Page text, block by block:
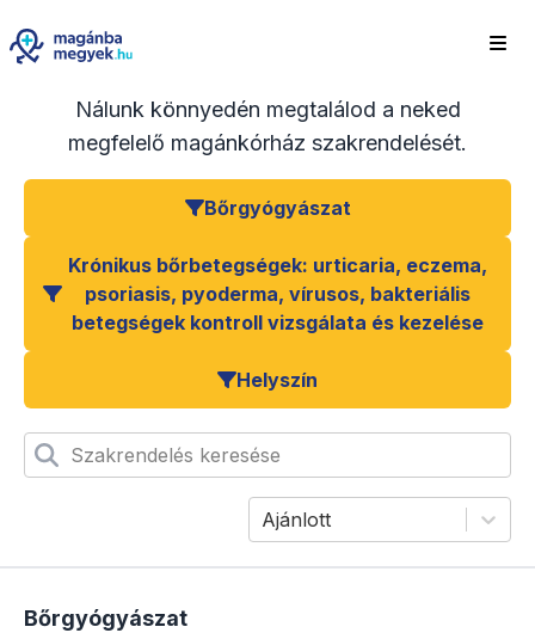
Nálunk könnyedén megtalálod a neked
megfelelő magánkórház szakrendelését.
Bőrgyógyászat
Krónikus bőrbetegségek: urticaria, eczema,
psoriasis, pyoderma, vírusos, bakteriális
betegségek kontroll vizsgálata és kezelése
Helyszín
Szakrendelés keresése
Ajánlott
Bőrgyógyászat